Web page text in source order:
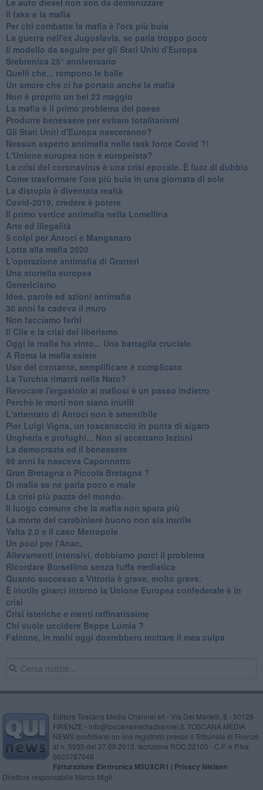
​Il fake e la mafia
Per chi combatte la mafia è l'ora più buia
La guerra nell'ex Jugoslavia, se parla troppo poco
Il modello da seguire per gli Stati Uniti d'Europa
Srebrenica 25° anniversario
Quelli che... rompono le balle
Un amore che ci ha portato anche la mafia
Non è proprio un bel 23 maggio
La mafia è il primo problema del paese
Produrre benessere per evitare totalitarismi
Gli Stati Uniti d'Europa nasceranno?
Nessun esperto antimafia nelle task force Covid ?!
L'Unione europea non è europeista?
La crisi del coronavirus è una crisi epocale. È fuor di dubbio
Come trasformare l'ora più buia in una giornata di sole
​La distopia è diventata realtà
Covid-2019, credere è potere
Il primo vertice antimafia nella Lomellina
Arte ed illegalità
​5 colpi per Antoci e Manganaro
Lotta alla mafia 2020
L'operazione antimafia di Gratteri
Una storiella europea
Genericismo
Idee, parole ed azioni antimafia
30 anni fa cadeva il muro
Non facciamo feriti
Il Cile e la crisi del liberismo
Oggi la mafia ha vinto... Una battaglia cruciale.
A Roma la mafia esiste
Uso del contante, semplificare è complicato
La Turchia rimarrà nella Nato?
Revocare l'ergastolo ai mafiosi è un passo indietro
Perchè le morti non siano inutili
L'attentato di Antoci non è smentibile
Pier Luigi Vigna, un toscanaccio in punta di sigaro
Ungheria e profughi... Non si accettano lezioni
La democrazia ed il benessere
99 anni fa nasceva Caponnetto
Gran Bretagna o Piccola Bretagna ?
Di mafia se ne parla poco e male
La crisi più pazza del mondo.
Il luogo comune che la mafia non spara più
La morte del carabiniere buono non sia inutile
Yalta 2.0 e il caso Metropole
​Un pool per l'Anac.
Allevamenti intensivi, dobbiamo porci il problema
Ricordare Borsellino senza fuffa mediatica
​Quanto successo a Vittoria è grave, molto grave.
​È inutile girarci intorno la Unione Europea confederale è in
crisi
Crisi isteriche e menti raffinatissime
Chi vuole uccidere Beppe Lumia ?
Falcone, in molti oggi dovrebbero recitare il mea culpa
Editore Toscana Media Channel srl - Via Dei Martelli, 8 - 50129
FIRENZE - info@toscanamediachannel.it. TOSCANA MEDIA
NEWS quotidiano on line registrato presso il Tribunale di Firenze
al n. 5935 del 27.09.2013. Iscrizione ROC 22105 - C.F. e P.Iva
0620787048
Fatturazione Elettronica M5UXCR1 | Privacy Nielsen
Direttore responsabile Marco Migli